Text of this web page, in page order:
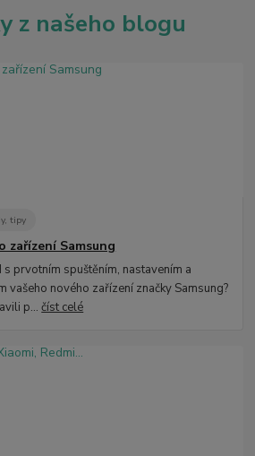
z našeho blogu
tipy
zařízení Samsung
prvotním spuštěním, nastavením a
vašeho nového zařízení značky Samsung?
p...číst celé